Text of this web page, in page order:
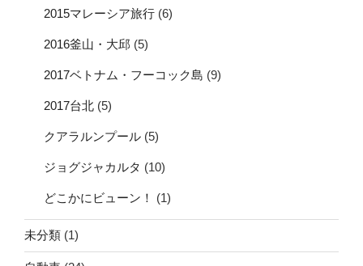
2015マレーシア旅行 (6)
2016釜山・大邱 (5)
2017ベトナム・フーコック島 (9)
2017台北 (5)
クアラルンプール (5)
ジョグジャカルタ (10)
どこかにビューン！ (1)
未分類 (1)